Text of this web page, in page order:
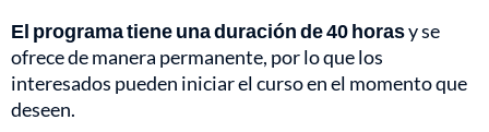
El programa tiene una duración de 40 horasy se
ofrece de manera permanente, por lo que los
interesados pueden iniciar el curso en el momento que
deseen.